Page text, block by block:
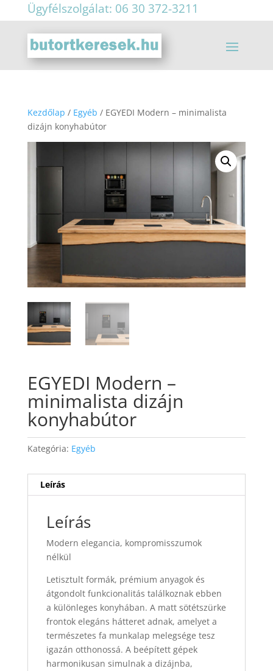
Ügyfélszolgálat: 06 30 372-3211
Kezdőlap / Egyéb / EGYEDI Modern – minimalista
dizájn konyhabútor
EGYEDI Modern –
minimalista dizájn
konyhabútor
Kategória: Egyéb
Leírás
Leírás
Modern elegancia, kompromisszumok
nélkül
Letisztult formák, prémium anyagok és
átgondolt funkcionalitás találkoznak ebben
a különleges konyhában. A matt sötétszürke
frontok elegáns hátteret adnak, amelyet a
természetes fa munkalap melegsége tesz
igazán otthonossá. A beépített gépek
harmonikusan simulnak a dizájnba,